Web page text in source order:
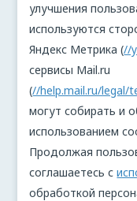
улучшения
используются
Яндекс Метрика (//
сервисы Mail.ru
(//help.mail.ru/legal/
могут собирать и
использованием
Продолжая
соглашаетесь с
обработкой